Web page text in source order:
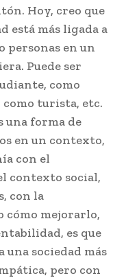
Hoy, creo que
está más ligada a
personas en un
Puede ser
como
turista, etc.
una forma de
en un contexto,
con el
contexto social,
con la
cómo mejorarlo,
es que
una sociedad más
pero con